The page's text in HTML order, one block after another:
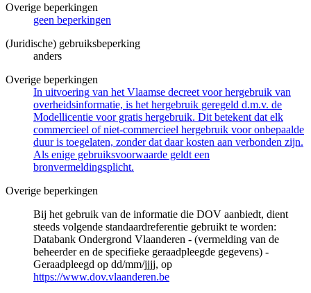
Overige beperkingen
geen beperkingen
(Juridische) gebruiksbeperking
anders
Overige beperkingen
In uitvoering van het Vlaamse decreet voor hergebruik van
overheidsinformatie, is het hergebruik geregeld d.m.v. de
Modellicentie voor gratis hergebruik. Dit betekent dat elk
commercieel of niet-commercieel hergebruik voor onbepaalde
duur is toegelaten, zonder dat daar kosten aan verbonden zijn.
Als enige gebruiksvoorwaarde geldt een
bronvermeldingsplicht.
Overige beperkingen
Bij het gebruik van de informatie die DOV aanbiedt, dient
steeds volgende standaardreferentie gebruikt te worden:
Databank Ondergrond Vlaanderen - (vermelding van de
beheerder en de specifieke geraadpleegde gegevens) -
Geraadpleegd op dd/mm/jjjj, op
https://www.dov.vlaanderen.be